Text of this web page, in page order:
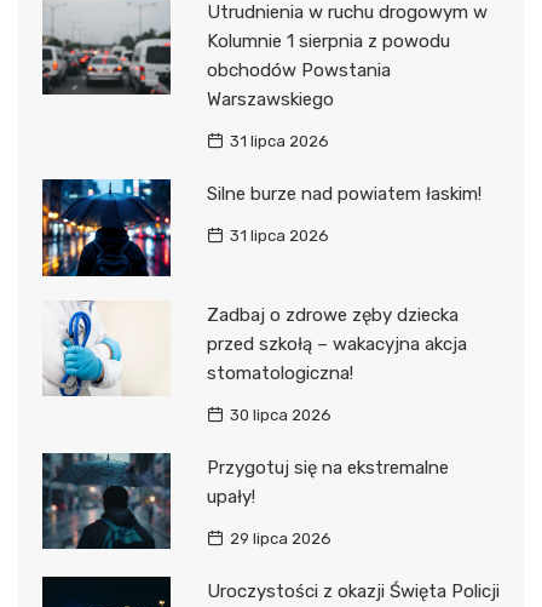
Utrudnienia w ruchu drogowym w
Kolumnie 1 sierpnia z powodu
obchodów Powstania
Warszawskiego
31 lipca 2026
Silne burze nad powiatem łaskim!
31 lipca 2026
Zadbaj o zdrowe zęby dziecka
przed szkołą – wakacyjna akcja
stomatologiczna!
30 lipca 2026
Przygotuj się na ekstremalne
upały!
29 lipca 2026
Uroczystości z okazji Święta Policji